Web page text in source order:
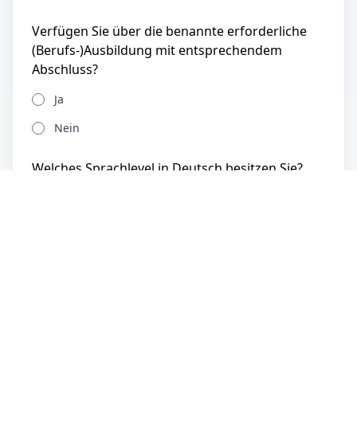
Verfügen Sie über die benannte erforderliche
(Berufs-)Ausbildung mit entsprechendem
Abschluss?
Ja
Nein
Welches Sprachlevel in Deutsch besitzen Sie?